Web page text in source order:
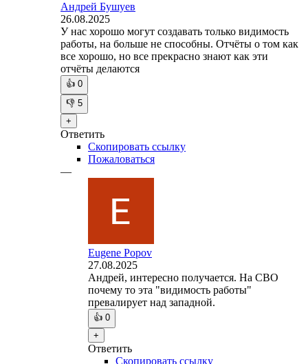
Андрей Бушуев
26.08.2025
У нас хорошо могут создавать только видимость
работы, на больше не способны. Отчёты о том как
все хорошо, но все прекрасно знают как эти
отчёты делаются
👍 0
👎 5
+
Ответить
Скопировать ссылку
Пожаловаться
—
Eugene Popov
27.08.2025
Андрей, интересно получается. На СВО
почему то эта "видимость работы"
превалирует над западной.
👍 0
+
Ответить
Скопировать ссылку